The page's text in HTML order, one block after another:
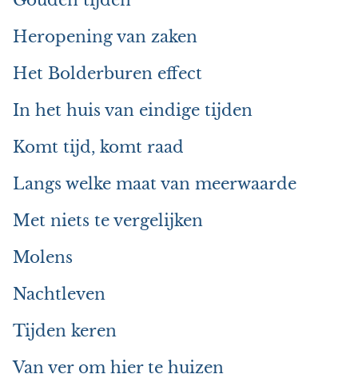
Heropening van zaken
Het Bolderburen effect
In het huis van eindige tijden
Komt tijd, komt raad
Langs welke maat van meerwaarde
Met niets te vergelijken
Molens
Nachtleven
Tijden keren
Van ver om hier te huizen